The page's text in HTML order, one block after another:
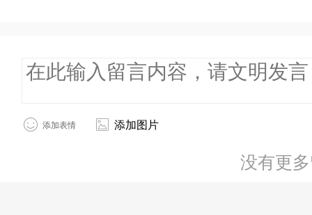
添加表情 添加图片
没有更